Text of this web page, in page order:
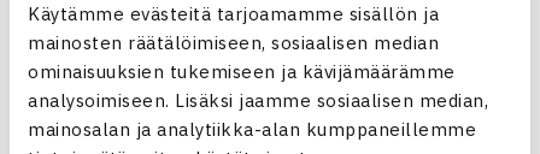
Käytämme evästeitä tarjoamamme sisällön ja
mainosten räätälöimiseen, sosiaalisen median
ominaisuuksien tukemiseen ja kävijämäärämme
analysoimiseen. Lisäksi jaamme sosiaalisen median,
mainosalan ja analytiikka-alan kumppaneillemme
Jaa: